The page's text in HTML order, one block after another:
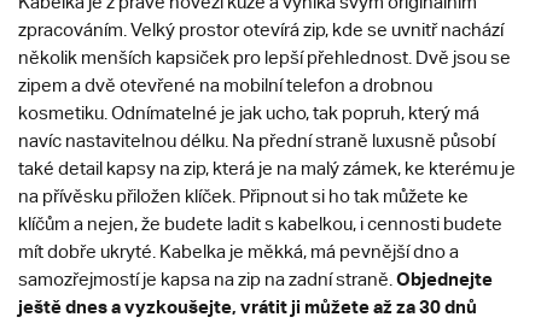
zpracováním. Velký prostor otevírá zip, kde se uvnitř nachází
několik menších kapsiček pro lepší přehlednost. Dvě jsou se
zipem a dvě otevřené na mobilní telefon a drobnou
kosmetiku. Odnímatelné je jak ucho, tak popruh, který má
navíc nastavitelnou délku. Na přední straně luxusně působí
také detail kapsy na zip, která je na malý zámek, ke kterému je
na přívěsku přiložen klíček. Připnout si ho tak můžete ke
klíčům a nejen, že budete ladit s kabelkou, i cennosti budete
mít dobře ukryté. Kabelka je měkká, má pevnější dno a
samozřejmostí je kapsa na zip na zadní straně. Objednejte
ještě dnes a vyzkoušejte, vrátit ji můžete až za 30 dnů